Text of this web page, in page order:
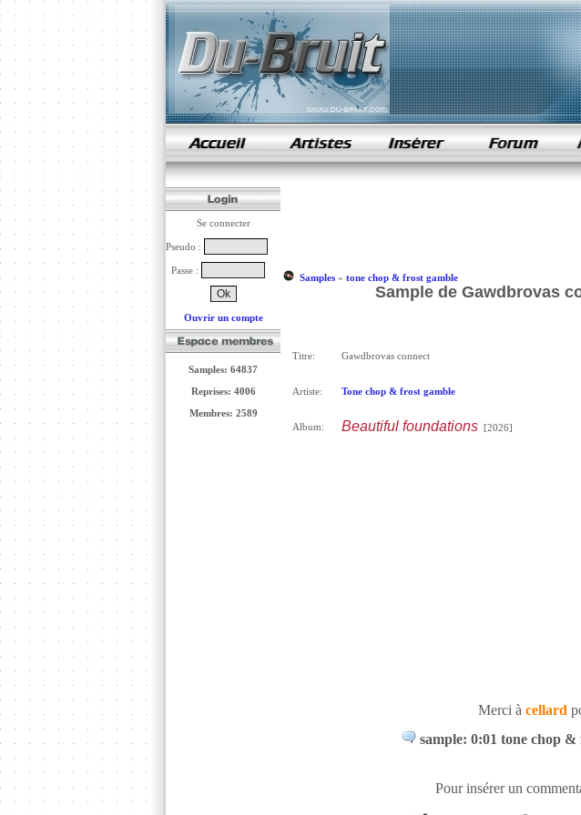
samples de rap
Se connecter
Pseudo :
Passe :
Ouvrir un compte
Samples: 64837
Reprises: 4006
Membres: 2589
Samples» tone chop & frost gamble
Sample de Gawdbrovas
Titre: Gawdbrovas connect
Artiste: Tone chop & frost gamble
Album: Beautiful foundations[2026]
Merci à cellard
sample: 0:01 tone chop
Pour insérer un